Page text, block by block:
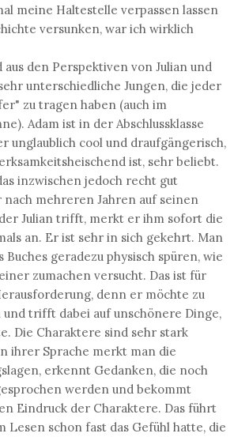
meine Haltestelle verpassen lassen
versunken, war ich wirklich
den Perspektiven von Julian und
unterschiedliche Jungen, die jeder
zu tragen haben (auch im
Adam ist in der Abschlussklasse
unglaublich cool und draufgängerisch,
ist, sehr beliebt.
inzwischen jedoch recht gut
mehreren Jahren auf seinen
Julian trifft, merkt er ihm sofort die
an. Er ist sehr in sich gekehrt. Man
Buches geradezu physisch spüren, wie
zumachen versucht. Das ist für
denn er möchte zu
trifft dabei auf unschönere Dinge,
Die Charaktere sind sehr stark
ihrer Sprache merkt man die
erkennt Gedanken, die noch
werden und bekommt
Eindruck der Charaktere. Das führt
Lesen schon fast das Gefühl hatte, die